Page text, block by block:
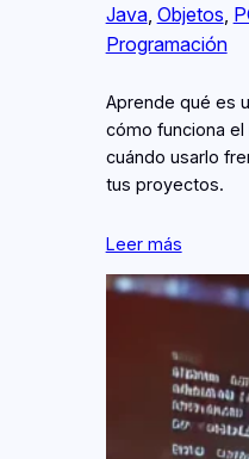
Java, Objetos
Programación
Aprende qué es
cómo funciona
cuándo usarlo
tus proyectos.
Leer más